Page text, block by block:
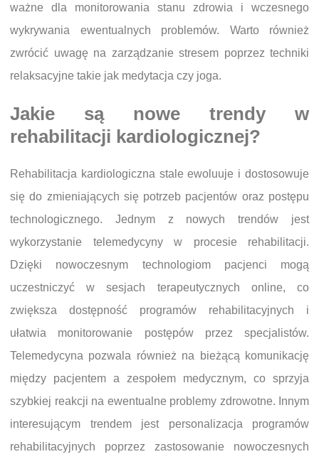
ważne dla monitorowania stanu zdrowia i wczesnego
wykrywania ewentualnych problemów. Warto również
zwrócić uwagę na zarządzanie stresem poprzez techniki
relaksacyjne takie jak medytacja czy joga.
Jakie są nowe trendy w
rehabilitacji kardiologicznej?
Rehabilitacja kardiologiczna stale ewoluuje i dostosowuje
się do zmieniających się potrzeb pacjentów oraz postępu
technologicznego. Jednym z nowych trendów jest
wykorzystanie telemedycyny w procesie rehabilitacji.
Dzięki nowoczesnym technologiom pacjenci mogą
uczestniczyć w sesjach terapeutycznych online, co
zwiększa dostępność programów rehabilitacyjnych i
ułatwia monitorowanie postępów przez specjalistów.
Telemedycyna pozwala również na bieżącą komunikację
między pacjentem a zespołem medycznym, co sprzyja
szybkiej reakcji na ewentualne problemy zdrowotne. Innym
interesującym trendem jest personalizacja programów
rehabilitacyjnych poprzez zastosowanie nowoczesnych